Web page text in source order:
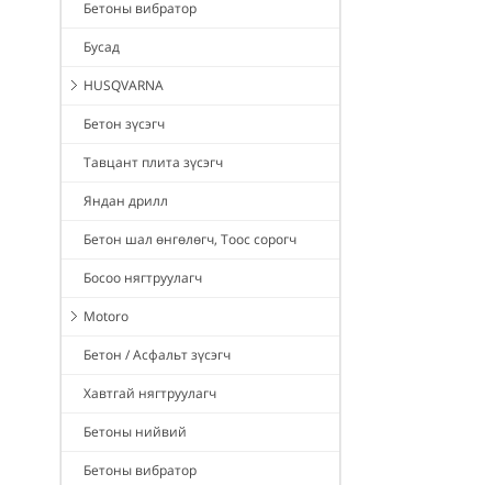
Бетоны вибратор
Бусад
HUSQVARNA
Бетон зүсэгч
Тавцант плита зүсэгч
Яндан дрилл
Бетон шал өнгөлөгч, Тоос сорогч
Босоо нягтруулагч
Motoro
Бетон / Асфальт зүсэгч
Хавтгай нягтруулагч
Бетоны нийвий
Бетоны вибратор